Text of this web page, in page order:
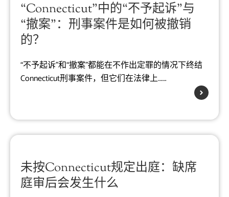
“Connecticut”中的“不予起诉”与
“撤案”：刑事案件是如何被撤销
的？
“不予起诉”和“撤案”都能在不作出定罪的情况下终结
Connecticut刑事案件，但它们在法律上…….
未按Connecticut规定出庭：缺席
庭审后会发生什么